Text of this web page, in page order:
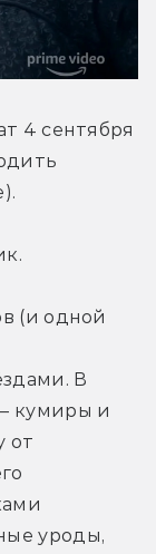
4 сентября
(и одной
В
кумиры и
от
уроды,